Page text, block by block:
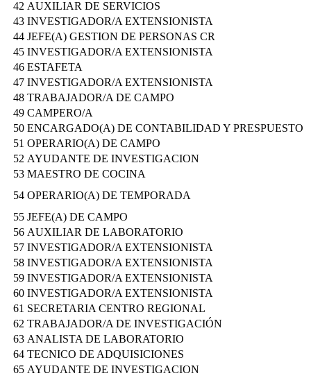
42 AUXILIAR DE SERVICIOS
43 INVESTIGADOR/A EXTENSIONISTA
44 JEFE(A) GESTION DE PERSONAS CR
45 INVESTIGADOR/A EXTENSIONISTA
46 ESTAFETA
47 INVESTIGADOR/A EXTENSIONISTA
48 TRABAJADOR/A DE CAMPO
49 CAMPERO/A
50 ENCARGADO(A) DE CONTABILIDAD Y PRESPUESTO
51 OPERARIO(A) DE CAMPO
52 AYUDANTE DE INVESTIGACION
53 MAESTRO DE COCINA
54 OPERARIO(A) DE TEMPORADA
55 JEFE(A) DE CAMPO
56 AUXILIAR DE LABORATORIO
57 INVESTIGADOR/A EXTENSIONISTA
58 INVESTIGADOR/A EXTENSIONISTA
59 INVESTIGADOR/A EXTENSIONISTA
60 INVESTIGADOR/A EXTENSIONISTA
61 SECRETARIA CENTRO REGIONAL
62 TRABAJADOR/A DE INVESTIGACIÓN
63 ANALISTA DE LABORATORIO
64 TECNICO DE ADQUISICIONES
65 AYUDANTE DE INVESTIGACION